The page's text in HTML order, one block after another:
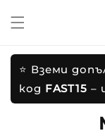
продукта
⭐ Вземи
код FAST15 –